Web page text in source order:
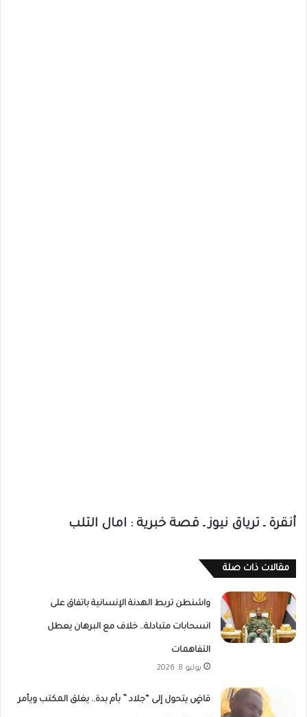
أنقرة ـ ترياق نيوز ـ قصة خبرية : امال التلب
مقالات ذات صلة
واشنطن تربط الهدنة الإنسانية باتفاق على
انسحابات متبادلة.. خلاف مع البرهان يعطل
التفاهمات
يوليو 8, 2026
قاضٍ يتحول إلى “جلاد ” بأم بدة.. يغلق المكتب ويأمر